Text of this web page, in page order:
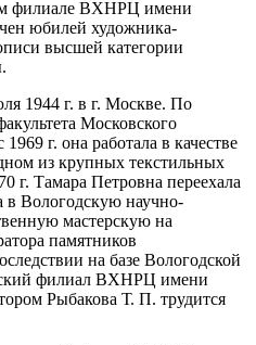
филиале ВХНРЦ имени
юбилей художника-
высшей категории
1944 г. в г. Москве. По
Московского
г. она работала в качестве
из крупных текстильных
г. Тамара Петровна переехала
в Вологодскую научно-
мастерскую на
памятников
на базе Вологодской
филиал ВХНРЦ имени
Рыбакова Т. П. трудится